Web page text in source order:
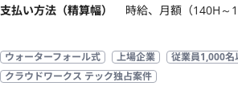
支払い方法（精算幅）
時給、月額（140H～
ウォーターフォール式 上場企業
従業員1,000名
クラウドワークス テック独占案件